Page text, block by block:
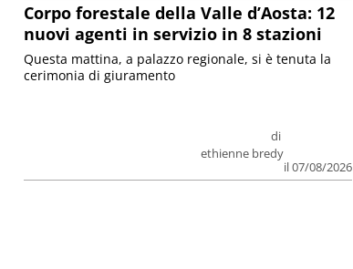
Corpo forestale della Valle d’Aosta: 12
nuovi agenti in servizio in 8 stazioni
di
ethienne bredy
il 07/08/2026
Questa mattina, a palazzo regionale, si è tenuta la
cerimonia di giuramento